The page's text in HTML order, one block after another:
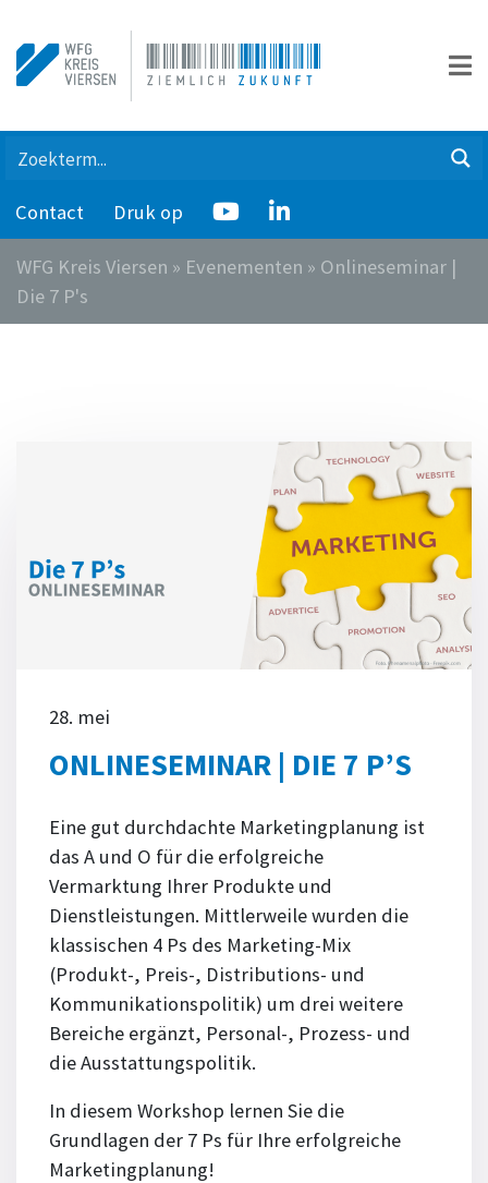
Contact Druk op
WFG Kreis Viersen » Evenementen » Onlineseminar |
Die 7 P's
28. mei
ONLINESEMINAR | DIE 7 P’S
Eine gut durchdachte Marketingplanung ist
das A und O für die erfolgreiche
Vermarktung Ihrer Produkte und
Dienstleistungen. Mittlerweile wurden die
klassischen 4 Ps des Marketing-Mix
(Produkt-, Preis-, Distributions- und
Kommunikationspolitik) um drei weitere
Bereiche ergänzt, Personal-, Prozess- und
die Ausstattungspolitik.
In diesem Workshop lernen Sie die
Grundlagen der 7 Ps für Ihre erfolgreiche
Marketingplanung!